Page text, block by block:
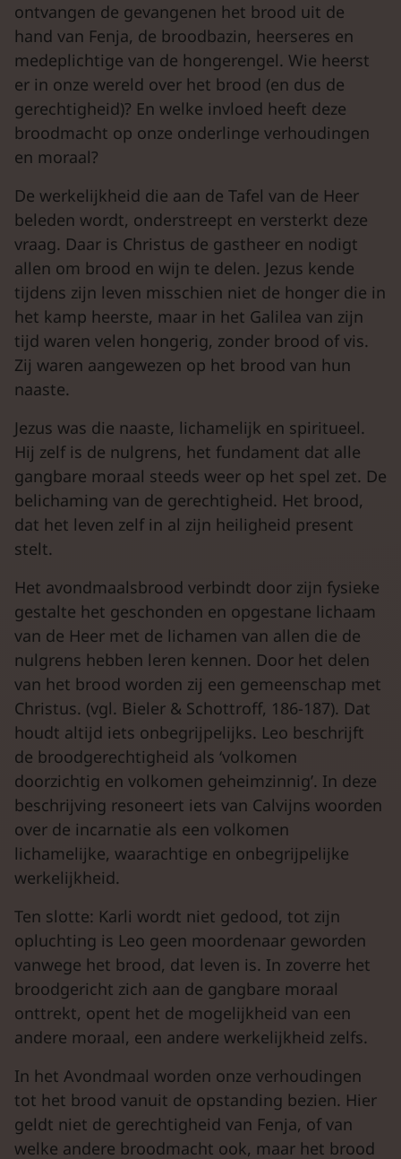
ontvangen de gevangenen het brood uit de
hand van Fenja, de broodbazin, heerseres en
medeplichtige van de hongerengel. Wie heerst
er in onze wereld over het brood (en dus de
gerechtigheid)? En welke invloed heeft deze
broodmacht op onze onderlinge verhoudingen
en moraal?
De werkelijkheid die aan de Tafel van de Heer
beleden wordt, onderstreept en versterkt deze
vraag. Daar is Christus de gastheer en nodigt
allen om brood en wijn te delen. Jezus kende
tijdens zijn leven misschien niet de honger die in
het kamp heerste, maar in het Galilea van zijn
tijd waren velen hongerig, zonder brood of vis.
Zij waren aangewezen op het brood van hun
naaste.
Jezus was die naaste, lichamelijk en spiritueel.
Hij zelf is de nulgrens, het fundament dat alle
gangbare moraal steeds weer op het spel zet. De
belichaming van de gerechtigheid. Het brood,
dat het leven zelf in al zijn heiligheid present
stelt.
Het avondmaalsbrood verbindt door zijn fysieke
gestalte het geschonden en opgestane lichaam
van de Heer met de lichamen van allen die de
nulgrens hebben leren kennen. Door het delen
van het brood worden zij een gemeenschap met
Christus. (vgl. Bieler & Schottroff, 186-187). Dat
houdt altijd iets onbegrijpelijks. Leo beschrijft
de broodgerechtigheid als ‘volkomen
doorzichtig en volkomen geheimzinnig’. In deze
beschrijving resoneert iets van Calvijns woorden
over de incarnatie als een volkomen
lichamelijke, waarachtige en onbegrijpelijke
werkelijkheid.
Ten slotte: Karli wordt niet gedood, tot zijn
opluchting is Leo geen moordenaar geworden
vanwege het brood, dat leven is. In zoverre het
broodgericht zich aan de gangbare moraal
onttrekt, opent het de mogelijkheid van een
andere moraal, een andere werkelijkheid zelfs.
In het Avondmaal worden onze verhoudingen
tot het brood vanuit de opstanding bezien. Hier
geldt niet de gerechtigheid van Fenja, of van
welke andere broodmacht ook, maar het brood